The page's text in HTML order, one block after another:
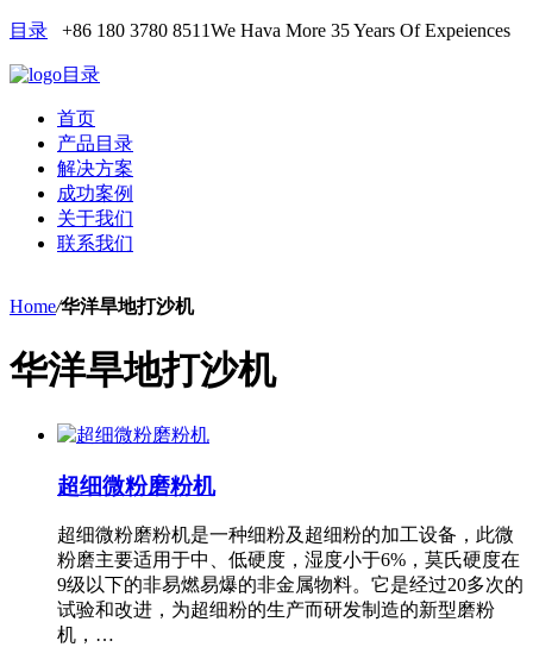
目录 +86 180 3780 8511We Hava More 35 Years Of Expeiences
目录
首页
产品目录
解决方案
成功案例
关于我们
联系我们
Home/华洋旱地打沙机
华洋旱地打沙机
超细微粉磨粉机
超细微粉磨粉机是一种细粉及超细粉的加工设备，此微
粉磨主要适用于中、低硬度，湿度小于6%，莫氏硬度在
9级以下的非易燃易爆的非金属物料。它是经过20多次的
试验和改进，为超细粉的生产而研发制造的新型磨粉
机，…